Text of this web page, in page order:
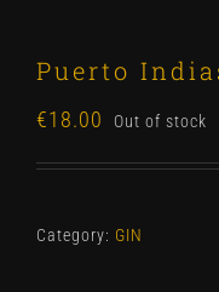
Puerto
€18.00 Out of stock
Category: GIN